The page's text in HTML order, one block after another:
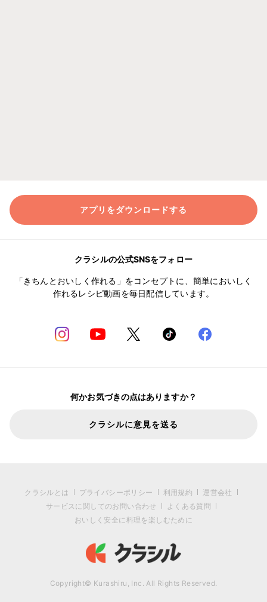
アプリをダウンロードする
クラシルの公式SNSをフォロー
「きちんとおいしく作れる」をコンセプトに、簡単においしく
作れるレシピ動画を毎日配信しています。
何かお気づきの点はありますか？
クラシルに意見を送る
クラシルとは プライバシーポリシー 利用規約
運営会社
サービスに関してのお問い合わせ
よくある質問
おいしく安全に料理を楽しむために
Copyright© Kurashiru, Inc. All Rights Reserved.